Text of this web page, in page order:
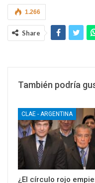
1.266
Share
También podría
CLAE - ARGENTINA
¿El círculo rojo